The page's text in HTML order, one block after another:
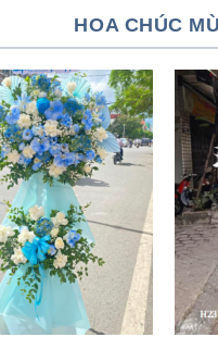
HOA CHÚC